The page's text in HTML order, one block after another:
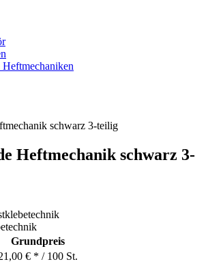
Heftmechaniken
Heftmechanik schwarz 3-
Grundpreis
€ * / 100 St.